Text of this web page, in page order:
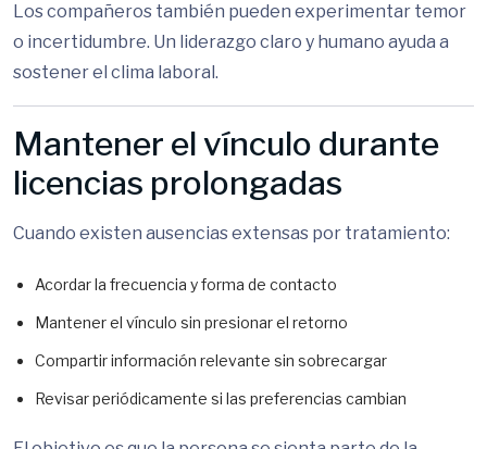
Los compañeros también pueden experimentar temor
o incertidumbre. Un liderazgo claro y humano ayuda a
sostener el clima laboral.
Mantener el vínculo durante
licencias prolongadas
Cuando existen ausencias extensas por tratamiento:
Acordar la frecuencia y forma de contacto
Mantener el vínculo sin presionar el retorno
Compartir información relevante sin sobrecargar
Revisar periódicamente si las preferencias cambian